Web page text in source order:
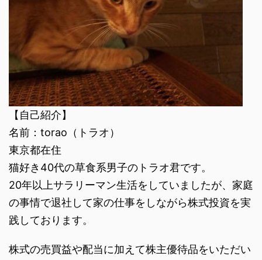
【自己紹介】
名前：torao（トラオ）
東京都在住
猫好き40代の草食系男子のトラオ君です。
20年以上サラリーマン生活をしていましたが、家庭
の事情で退社して家の仕事をしながら株式投資を実
践しております。
株式の売買益や配当に加えて株主優待品をいただい